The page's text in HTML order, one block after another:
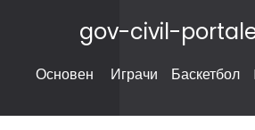
gov-civil-
Основен Играчи Баскетбол